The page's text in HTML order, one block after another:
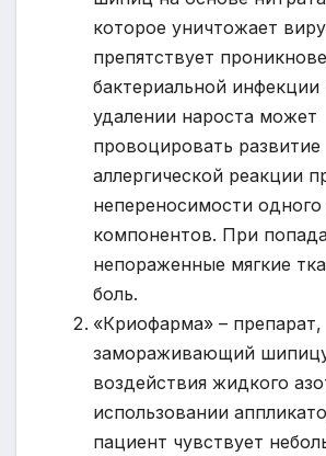
которое уничтожает
препятствует
бактериальной
удалении нароста может
провоцировать развитие
аллергической реакции
непереносимости одного
компонентов. При
непораженные мягкие
боль.
«Криофарма» – препарат,
замораживающий шипицу
воздействия жидкого
использовании
пациент чувствует